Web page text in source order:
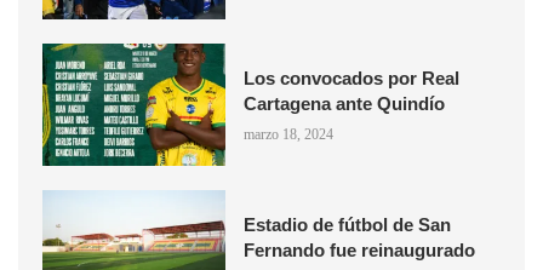
Los convocados por Real
Cartagena ante Quindío
marzo 18, 2024
Estadio de fútbol de San
Fernando fue reinaugurado